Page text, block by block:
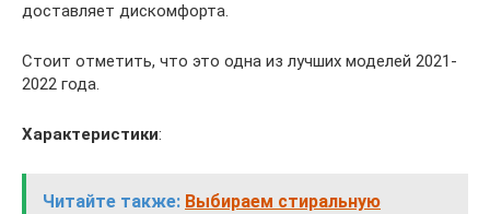
доставляет дискомфорта.
Стоит отметить, что это одна из лучших моделей 2021-
2022 года.
Характеристики:
Читайте также: Выбираем стиральную